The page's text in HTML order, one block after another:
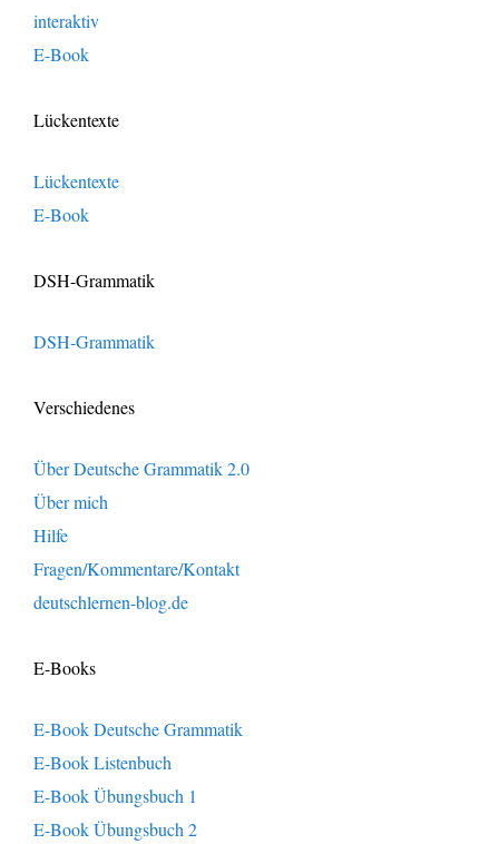
interaktiv
E-Book
Lückentexte
Lückentexte
E-Book
DSH-Grammatik
DSH-Grammatik
Verschiedenes
Über Deutsche Grammatik 2.0
Über mich
Hilfe
Fragen/Kommentare/Kontakt
deutschlernen-blog.de
E-Books
E-Book Deutsche Grammatik
E-Book Listenbuch
E-Book Übungsbuch 1
E-Book Übungsbuch 2